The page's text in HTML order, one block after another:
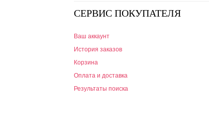
СЕРВИС ПОКУПАТЕЛЯ
Ваш аккаунт
История заказов
Корзина
Оплата и доставка
Результаты поиска